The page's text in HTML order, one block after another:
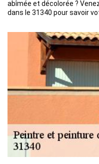
abîmée et décolorée ?
dans le 31340 pour savoir